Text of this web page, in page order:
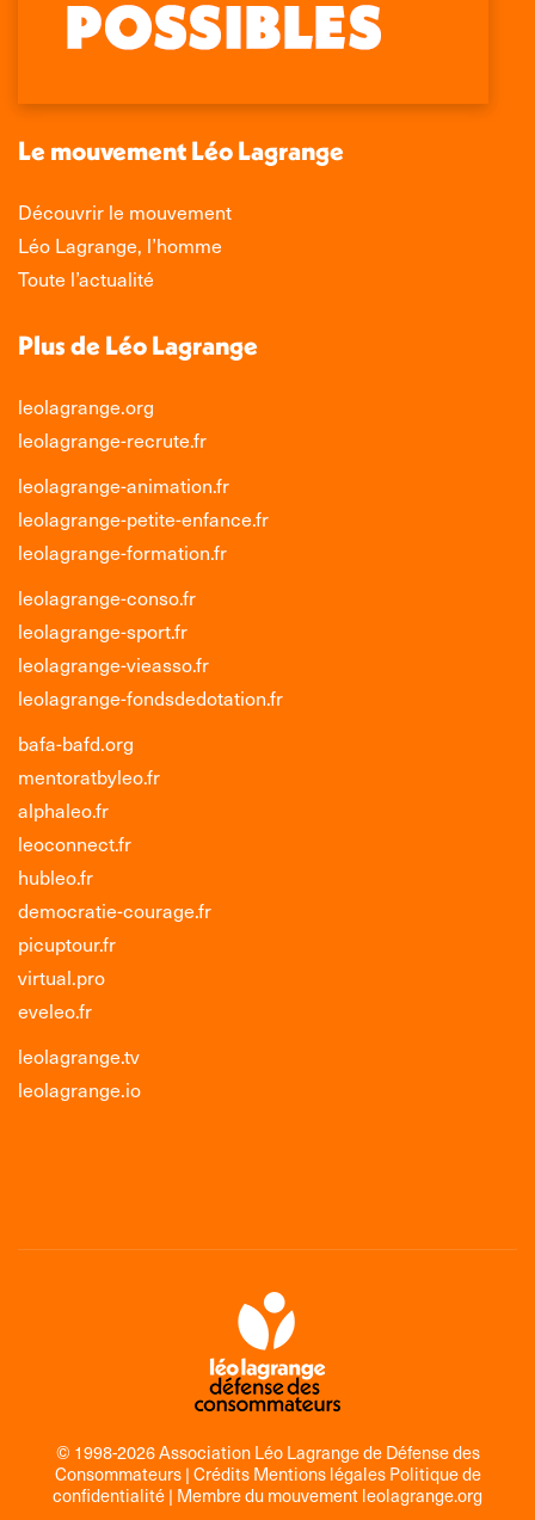
Facebook
s'ouvre
une
fenêtre
X
s'ouvre
une
fenêtre
LinkedIn
s'ouvre
une
fenêtre
Instagram
s'ouvre
une
nouvelle
fenêtre
Le mouvement Léo Lagrange
Découvrir le mouvement
Léo Lagrange, l’homme
Toute l’actualité
Plus de Léo Lagrange
leolagrange.org
leolagrange-recrute.fr
leolagrange-animation.fr
leolagrange-petite-enfance.fr
leolagrange-formation.fr
leolagrange-conso.fr
leolagrange-sport.fr
leolagrange-vieasso.fr
leolagrange-fondsdedotation.fr
bafa-bafd.org
mentoratbyleo.fr
alphaleo.fr
leoconnect.fr
hubleo.fr
democratie-courage.fr
picuptour.fr
virtual.pro
eveleo.fr
leolagrange.tv
leolagrange.io
© 1998-2026 Association Léo Lagrange de Défense des
Consommateurs |Crédits Mentions légales Politique de
confidentialité| Membre du mouvementleolagrange.org